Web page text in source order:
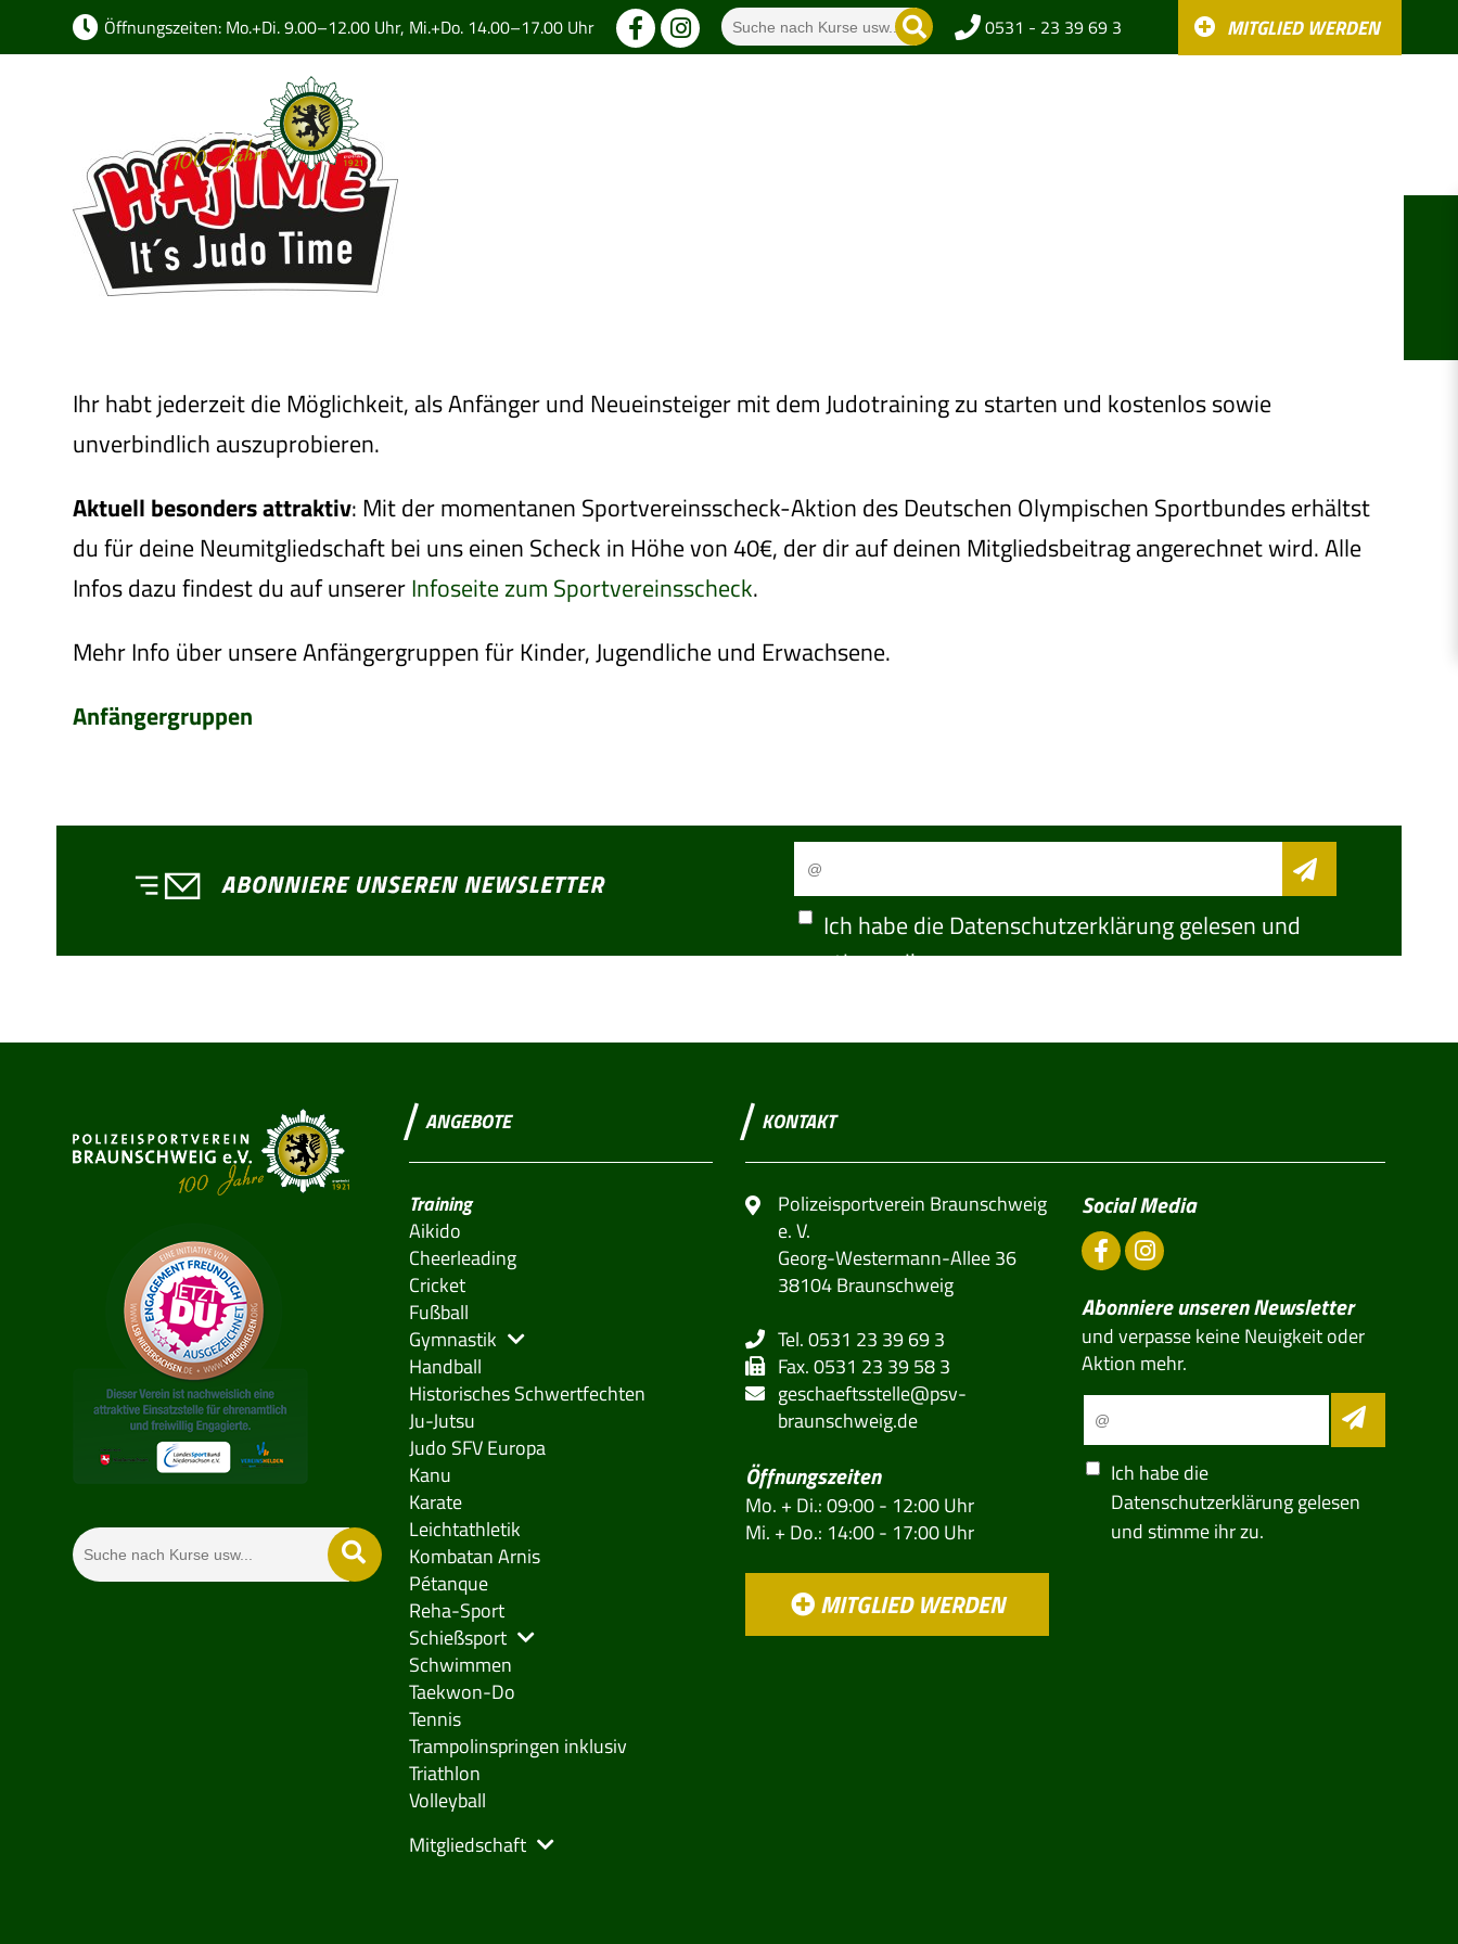
Öffnungszeiten: Mo.+Di. 9.00–12.00 Uhr, Mi.+Do. 14.00–17.00 Uhr 0531 - 23 39 69 3 MITGLIED WERDEN
Ihr habt jederzeit die Möglichkeit, als Anfänger und Neueinsteiger mit dem Judotraining zu starten und kostenlos sowie
unverbindlich auszuprobieren.
Aktuell besonders attraktiv: Mit der momentanen Sportvereinsscheck-Aktion des Deutschen Olympischen Sportbundes erhältst
du für deine Neumitgliedschaft bei uns einen Scheck in Höhe von 40€, der dir auf deinen Mitgliedsbeitrag angerechnet wird. Alle
Infos dazu findest du auf unsererInfoseite zum Sportvereinsscheck.
Mehr Info über unsere Anfängergruppen für Kinder, Jugendliche und Erwachsene.
Anfängergruppen
Ich habe dieDatenschutzerklärunggelesen und
stimme ihr zu.
ANGEBOTE
Training
Aikido
Cheerleading
Cricket
Fußball
Gymnastik
Handball
Historisches Schwertfechten
Ju-Jutsu
Judo SFV Europa
Kanu
Karate
Leichtathletik
Kombatan Arnis
Pétanque
Reha-Sport
Schießsport
Schwimmen
Taekwon-Do
Tennis
Trampolinspringen inklusiv
Triathlon
Volleyball
Mitgliedschaft
KONTAKT
Polizeisportverein Braunschweig
e. V.
Georg-Westermann-Allee 36
38104 Braunschweig
Tel. 0531 23 39 69 3
Fax. 0531 23 39 58 3
geschaeftsstelle@psv-
braunschweig.de
Öffnungszeiten
Mo. + Di.: 09:00 - 12:00 Uhr
Mi. + Do.: 14:00 - 17:00 Uhr
MITGLIED WERDEN
Social Media
Abonniere unseren Newsletter
und verpasse keine Neuigkeit oder
Aktion mehr.
Ich habe die
Datenschutzerklärunggelesen
und stimme ihr zu.